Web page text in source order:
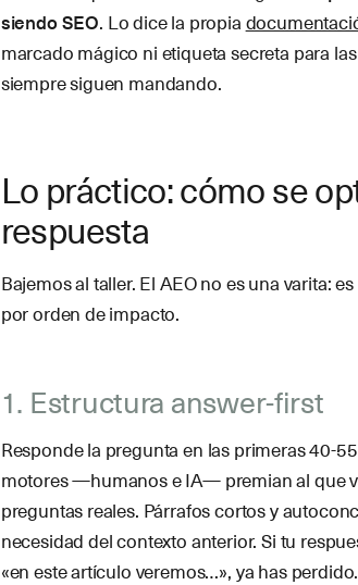
siendo SEO. Lo dice la propia
marcado mágico ni etiqueta secreta para
siempre siguen mandando.
Lo práctico: cómo se
respuesta
Bajemos al taller. El AEO no es una varita:
por orden de impacto.
1. Estructura answer-first
Responde la pregunta en las primeras 40-
motores —humanos e IA— premian al que
preguntas reales. Párrafos cortos y
necesidad del contexto anterior. Si tu
«en este artículo veremos…», ya has